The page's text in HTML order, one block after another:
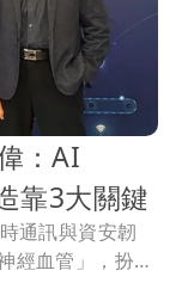
：AI
靠3大關鍵
通訊與資安韌
經血管」，扮演